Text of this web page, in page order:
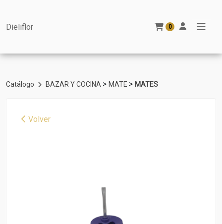
Dieliflor 0
Catálogo BAZAR Y COCINA > MATE > MATES
Volver